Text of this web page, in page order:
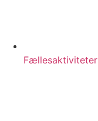
Fællesaktiviteter